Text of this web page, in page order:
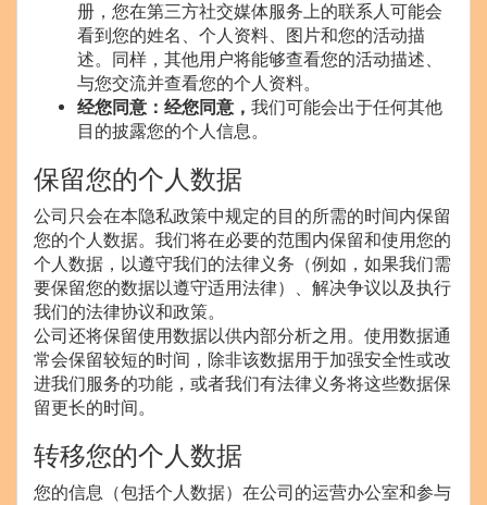
册，您在第三方社交媒体服务上的联系人可能会
看到您的姓名、个人资料、图片和您的活动描
述。同样，其他用户将能够查看您的活动描述、
与您交流并查看您的个人资料。
经您同意：经您同意， 我们可能会出于任何其他
目的披露您的个人信息。
保留您的个人数据
公司只会在本隐私政策中规定的目的所需的时间内保留
您的个人数据。我们将在必要的范围内保留和使用您的
个人数据，以遵守我们的法律义务（例如，如果我们需
要保留您的数据以遵守适用法律）、解决争议以及执行
我们的法律协议和政策。
公司还将保留使用数据以供内部分析之用。使用数据通
常会保留较短的时间，除非该数据用于加强安全性或改
进我们服务的功能，或者我们有法律义务将这些数据保
留更长的时间。
转移您的个人数据
您的信息（包括个人数据）在公司的运营办公室和参与